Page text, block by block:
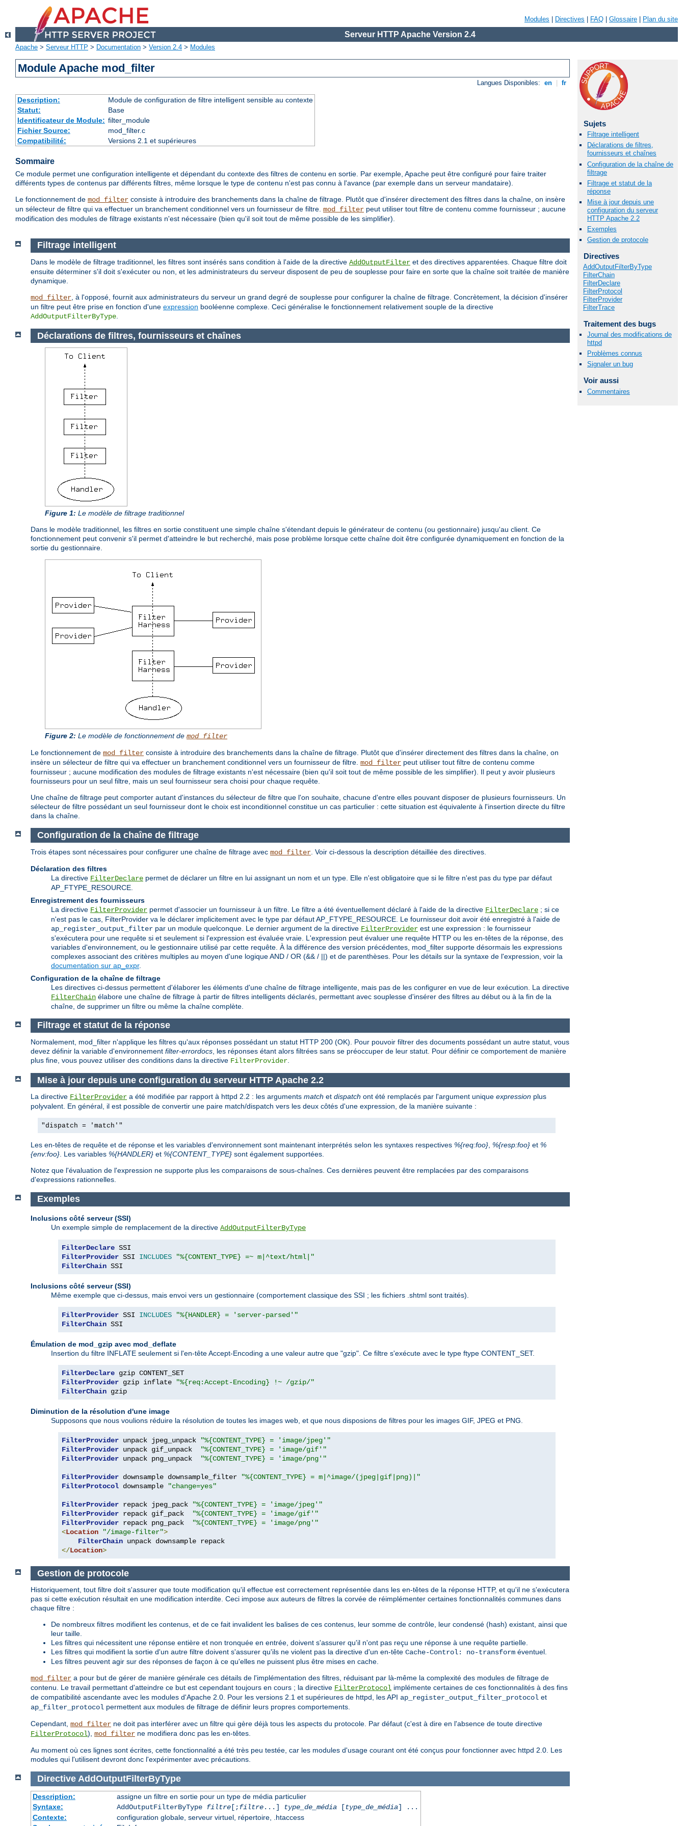
Modules Directives FAQ Glossaire Plan du site
Serveur HTTP Apache Version 2.4
Apache > Serveur HTTP > Documentation > Version 2.4 > Modules
Module Apache mod_filter
Langues Disponibles: en fr
Description:
Module de configuration de filtre intelligent sensible au contexte
Statut:
Base
Identificateur de Module: filter_module
Fichier Source:
mod_filter.c
Compatibilité:
Versions 2.1 et supérieures
Sommaire
Ce module permet une configuration intelligente et dépendant du contexte des filtres de contenu en sortie. Par exemple, Apache peut être configuré pour faire traiter
différents types de contenus par différents filtres, même lorsque le type de contenu n'est pas connu à l'avance (par exemple dans un serveur mandataire).
Le fonctionnement de mod_filter consiste à introduire des branchements dans la chaîne de filtrage. Plutôt que d'insérer directement des filtres dans la chaîne, on insère
un sélecteur de filtre qui va effectuer un branchement conditionnel vers un fournisseur de filtre. mod_filter peut utiliser tout filtre de contenu comme fournisseur ; aucune
modification des modules de filtrage existants n'est nécessaire (bien qu'il soit tout de même possible de les simplifier).
Sujets
Filtrage intelligent
Déclarations de filtres,
fournisseurs et chaînes
Configuration de la chaîne de
filtrage
Filtrage et statut de la
réponse
Mise à jour depuis une
configuration du serveur
HTTP Apache 2.2
Exemples
Gestion de protocole
Directives
AddOutputFilterByType
FilterChain
FilterDeclare
FilterProtocol
FilterProvider
FilterTrace
Traitement des bugs
Journal des modifications de
httpd
Problèmes connus
Signaler un bug
Voir aussi
Commentaires
Filtrage intelligent
Dans le modèle de filtrage traditionnel, les filtres sont insérés sans condition à l'aide de la directive AddOutputFilter et des directives apparentées. Chaque filtre doit
ensuite déterminer s'il doit s'exécuter ou non, et les administrateurs du serveur disposent de peu de souplesse pour faire en sorte que la chaîne soit traitée de manière
dynamique.
mod_filter , à l'opposé, fournit aux administrateurs du serveur un grand degré de souplesse pour configurer la chaîne de filtrage. Concrètement, la décision d'insérer
un filtre peut être prise en fonction d'une expression booléenne complexe. Ceci généralise le fonctionnement relativement souple de la directive
AddOutputFilterByType
Déclarations de filtres, fournisseurs et chaînes
Figure 1: Le modèle de filtrage traditionnel
Dans le modèle traditionnel, les filtres en sortie constituent une simple chaîne s'étendant depuis le générateur de contenu (ou gestionnaire) jusqu'au client. Ce
fonctionnement peut convenir s'il permet d'atteindre le but recherché, mais pose problème lorsque cette chaîne doit être configurée dynamiquement en fonction de la
sortie du gestionnaire.
Figure 2: Le modèle de fonctionnement de mod_filter
Le fonctionnement de mod_filter consiste à introduire des branchements dans la chaîne de filtrage. Plutôt que d'insérer directement des filtres dans la chaîne, on
insère un sélecteur de filtre qui va effectuer un branchement conditionnel vers un fournisseur de filtre. mod_filter peut utiliser tout filtre de contenu comme
fournisseur ; aucune modification des modules de filtrage existants n'est nécessaire (bien qu'il soit tout de même possible de les simplifier). Il peut y avoir plusieurs
fournisseurs pour un seul filtre, mais un seul fournisseur sera choisi pour chaque requête.
Une chaîne de filtrage peut comporter autant d'instances du sélecteur de filtre que l'on souhaite, chacune d'entre elles pouvant disposer de plusieurs fournisseurs. Un
sélecteur de filtre possédant un seul fournisseur dont le choix est inconditionnel constitue un cas particulier : cette situation est équivalente à l'insertion directe du filtre
dans la chaîne.
Configuration de la chaîne de filtrage
Trois étapes sont nécessaires pour configurer une chaîne de filtrage avec mod_filter . Voir ci-dessous la description détaillée des directives.
Déclaration des filtres
La directive FilterDeclare permet de déclarer un filtre en lui assignant un nom et un type. Elle n'est obligatoire que si le filtre n'est pas du type par défaut
AP_FTYPE_RESOURCE.
Enregistrement des fournisseurs
La directive FilterProvider permet d'associer un fournisseur à un filtre. Le filtre a été éventuellement déclaré à l'aide de la directive FilterDeclare ; si ce
n'est pas le cas, FilterProvider va le déclarer implicitement avec le type par défaut AP_FTYPE_RESOURCE. Le fournisseur doit avoir été enregistré à l'aide de
ap_register_output_filter par un module quelconque. Le dernier argument de la directive FilterProvider est une expression : le fournisseur
s'exécutera pour une requête si et seulement si l'expression est évaluée vraie. L'expression peut évaluer une requête HTTP ou les en-têtes de la réponse, des
variables d'environnement, ou le gestionnaire utilisé par cette requête. À la différence des version précédentes, mod_filter supporte désormais les expressions
complexes associant des critères multiples au moyen d'une logique AND / OR (&& / ||) et de parenthèses. Pour les détails sur la syntaxe de l'expression, voir la
documentation sur ap_expr.
Configuration de la chaîne de filtrage
Les directives ci-dessus permettent d'élaborer les éléments d'une chaîne de filtrage intelligente, mais pas de les configurer en vue de leur exécution. La directive
FilterChain élabore une chaîne de filtrage à partir de filtres intelligents déclarés, permettant avec souplesse d'insérer des filtres au début ou à la fin de la
chaîne, de supprimer un filtre ou même la chaîne complète.
Filtrage et statut de la réponse
Normalement, mod_filter n'applique les filtres qu'aux réponses possédant un statut HTTP 200 (OK). Pour pouvoir filtrer des documents possédant un autre statut, vous
devez définir la variable d'environnement filter-errordocs , les réponses étant alors filtrées sans se préoccuper de leur statut. Pour définir ce comportement de manière
plus fine, vous pouvez utiliser des conditions dans la directive FilterProvider
Mise à jour depuis une configuration du serveur HTTP Apache 2.2
La directive FilterProvider a été modifiée par rapport à httpd 2.2 : les arguments match et dispatch ont été remplacés par l'argument unique expression plus
polyvalent. En général, il est possible de convertir une paire match/dispatch vers les deux côtés d'une expression, de la manière suivante :
"dispatch = 'match'"
Les en-têtes de requête et de réponse et les variables d'environnement sont maintenant interprétés selon les syntaxes respectives %{req:foo}, %{resp:foo} et %
{env:foo}. Les variables %{HANDLER} et %{CONTENT_TYPE} sont également supportées.
Notez que l'évaluation de l'expression ne supporte plus les comparaisons de sous-chaînes. Ces dernières peuvent être remplacées par des comparaisons
d'expressions rationnelles.
Exemples
Inclusions côté serveur (SSI)
Un exemple simple de remplacement de la directive AddOutputFilterByType
FilterDeclare
FilterProvider SSI INCLUDES
"%{CONTENT_TYPE} =~ m|^text/html|"
FilterChain SSI
Inclusions côté serveur (SSI)
Même exemple que ci-dessus, mais envoi vers un gestionnaire (comportement classique des SSI ; les fichiers .shtml sont traités).
FilterProvider SSI INCLUDES
"%{HANDLER} = 'server-parsed'"
FilterChain SSI
Émulation de mod_gzip avec mod_deflate
Insertion du filtre INFLATE seulement si l'en-tête Accept-Encoding a une valeur autre que "gzip". Ce filtre s'exécute avec le type ftype CONTENT_SET.
FilterDeclare
FilterProvider gzip inflate
"%{req:Accept-Encoding} !~ /gzip/"
FilterChain gzip
Diminution de la résolution d'une image
Supposons que nous voulions réduire la résolution de toutes les images web, et que nous disposions de filtres pour les images GIF, JPEG et PNG.
FilterProvider unpack jpeg_unpack
"%{CONTENT_TYPE} = 'image/jpeg'"
FilterProvider unpack gif_unpack
"%{CONTENT_TYPE} = 'image/gif'"
FilterProvider unpack png_unpack "%{CONTENT_TYPE} = 'image/png'"
FilterProvider downsample downsample_filter
"%{CONTENT_TYPE} = m|^image/(jpeg|gif|png)|"
FilterProtocol downsample "change=yes"
FilterProvider repack jpeg_pack
"%{CONTENT_TYPE} = 'image/jpeg'"
FilterProvider repack gif_pack
"%{CONTENT_TYPE} = 'image/gif'"
FilterProvider repack png_pack
"%{CONTENT_TYPE} = 'image/png'"
<Location "/image-filter">
FilterChain
</Location>
Gestion de protocole
Historiquement, tout filtre doit s'assurer que toute modification qu'il effectue est correctement représentée dans les en-têtes de la réponse HTTP, et qu'il ne s'exécutera
pas si cette exécution résultait en une modification interdite. Ceci impose aux auteurs de filtres la corvée de réimplémenter certaines fonctionnalités communes dans
chaque filtre :
De nombreux filtres modifient les contenus, et de ce fait invalident les balises de ces contenus, leur somme de contrôle, leur condensé (hash) existant, ainsi que
leur taille.
Les filtres qui nécessitent une réponse entière et non tronquée en entrée, doivent s'assurer qu'il n'ont pas reçu une réponse à une requête partielle.
Les filtres qui modifient la sortie d'un autre filtre doivent s'assurer qu'ils ne violent pas la directive d'un en-tête Cache-Control: no-transform éventuel.
Les filtres peuvent agir sur des réponses de façon à ce qu'elles ne puissent plus être mises en cache.
mod_filter a pour but de gérer de manière générale ces détails de l'implémentation des filtres, réduisant par là-même la complexité des modules de filtrage de
contenu. Le travail permettant d'atteindre ce but est cependant toujours en cours ; la directive FilterProtocol implémente certaines de ces fonctionnalités à des fins
de compatibilité ascendante avec les modules d'Apache 2.0. Pour les versions 2.1 et supérieures de httpd, les API ap_register_output_filter_protocol et
ap_filter_protocol permettent aux modules de filtrage de définir leurs propres comportements.
Cependant, mod_filter ne doit pas interférer avec un filtre qui gère déjà tous les aspects du protocole. Par défaut (c'est à dire en l'absence de toute directive
FilterProtocol), mod_filter ne modifiera donc pas les en-têtes.
Au moment où ces lignes sont écrites, cette fonctionnalité a été très peu testée, car les modules d'usage courant ont été conçus pour fonctionner avec httpd 2.0. Les
modules qui l'utilisent devront donc l'expérimenter avec précautions.
Directive AddOutputFilterByType
Description:
assigne un filtre en sortie pour un type de média particulier
Syntaxe:
AddOutputFilterByType filtre[;filtre...] type_de_média[type_de_média] ...
Contexte:
configuration globale, serveur virtuel, répertoire, .htaccess